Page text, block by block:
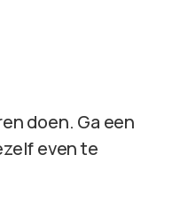
doen. Ga een
even te